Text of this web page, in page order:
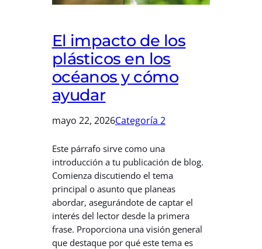
El impacto de los
plásticos en los
océanos y cómo
ayudar
mayo 22, 2026Categoría 2
Este párrafo sirve como una
introducción a tu publicación de blog.
Comienza discutiendo el tema
principal o asunto que planeas
abordar, asegurándote de captar el
interés del lector desde la primera
frase. Proporciona una visión general
que destaque por qué este tema es